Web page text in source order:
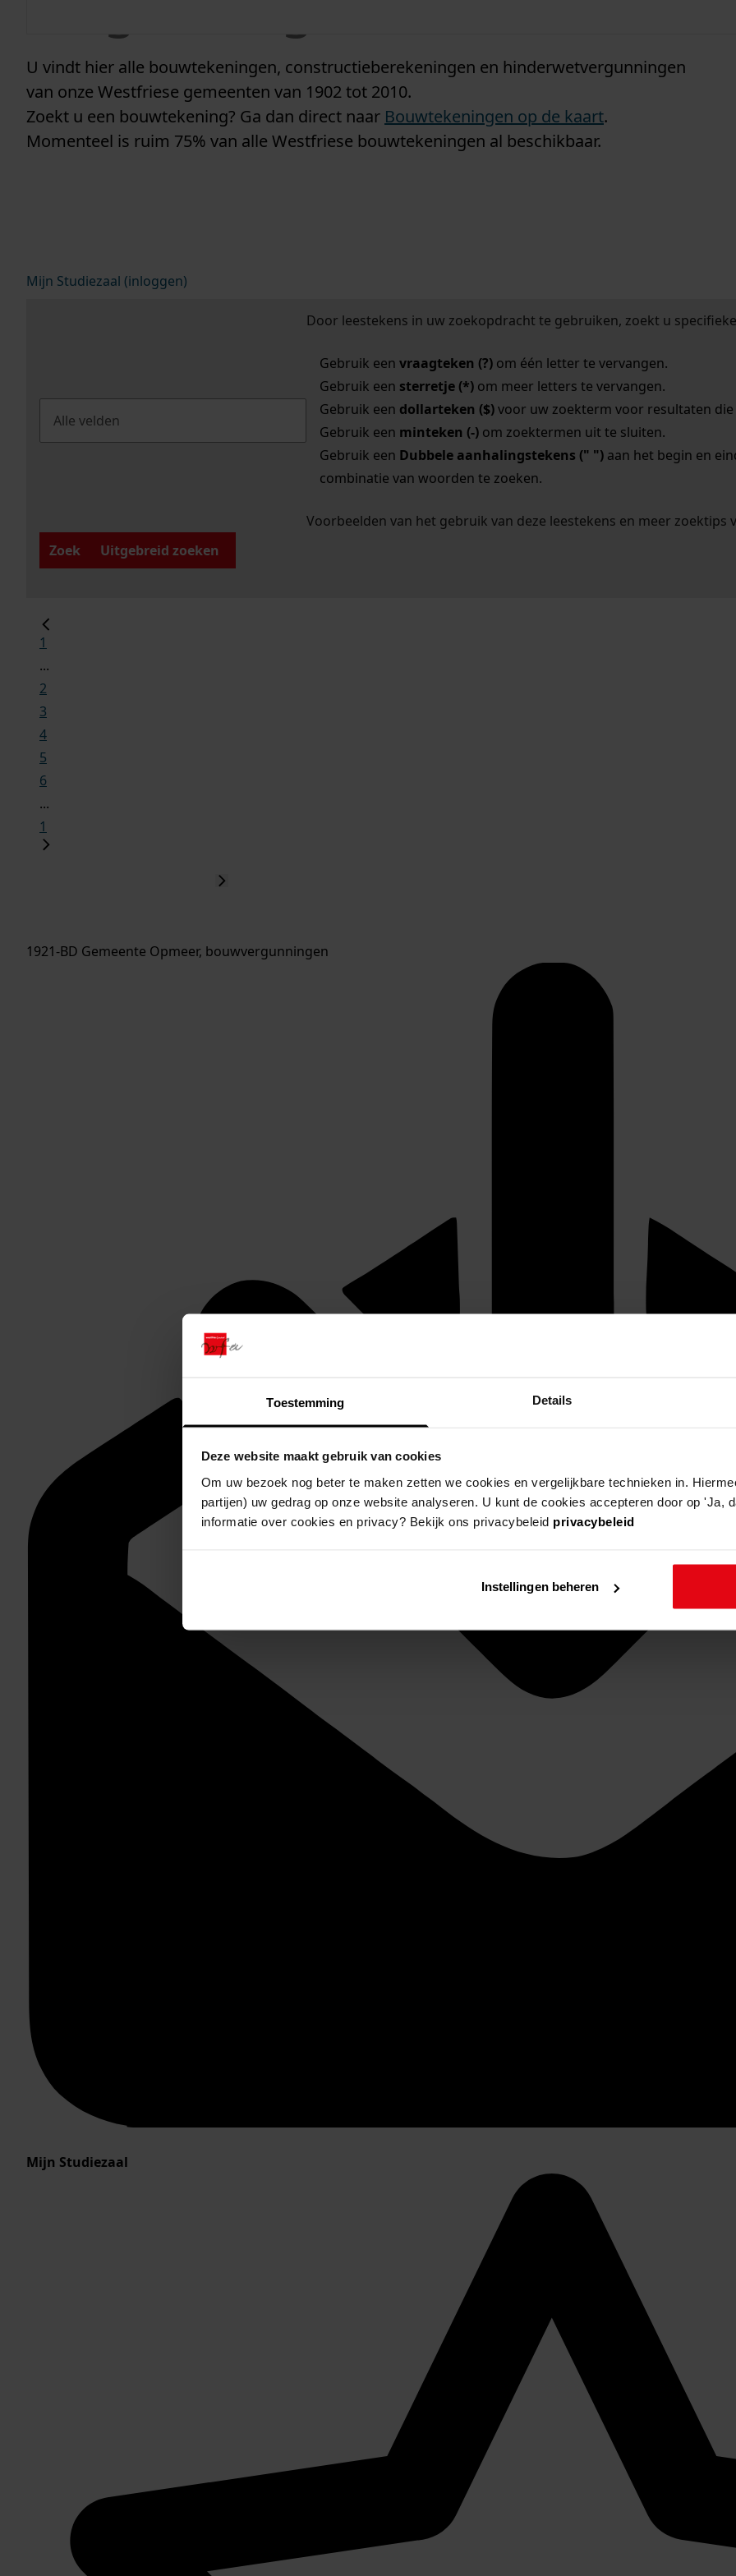
Toestemming Details
Deze website maakt gebruik van cookies
Om uw bezoek nog beter te maken zetten we cookies en vergelijkbare technieken in.
partijen) uw gedrag op onze website analyseren. U kunt de cookies accepteren door op 'Ja,
informatie over cookies en privacy? Bekijk ons privacybeleid privacybeleid
Instellingen beheren
U vindt hier alle bouwtekeningen, constructieberekeningen en hinderwetvergunningen
van onze Westfriese gemeenten van 1902 tot 2010.
Zoekt u een bouwtekening? Ga dan direct naar Bouwtekeningen op de kaart.
Momenteel is ruim 75% van alle Westfriese bouwtekeningen al beschikbaar.
Mijn Studiezaal (inloggen)
Door leestekens in uw zoekopdracht te gebruiken, zoekt u
Gebruik een vraagteken (?)om één letter te vervangen.
Gebruik een sterretje (*)om meer letters te vervangen.
Gebruik een dollarteken ($)voor uw zoekterm voor resultaten die
Gebruik een minteken (-)om zoektermen uit te sluiten.
Gebruik een Dubbele aanhalingstekens (" ")aan het begin en
combinatie van woorden te zoeken.
Voorbeelden van het gebruik van deze leestekens en meer zoektips
Zoek
Uitgebreid zoeken
1
...
2
3
4
5
6
...
1
1921-BD Gemeente Opmeer, bouwvergunningen
Mijn Studiezaal